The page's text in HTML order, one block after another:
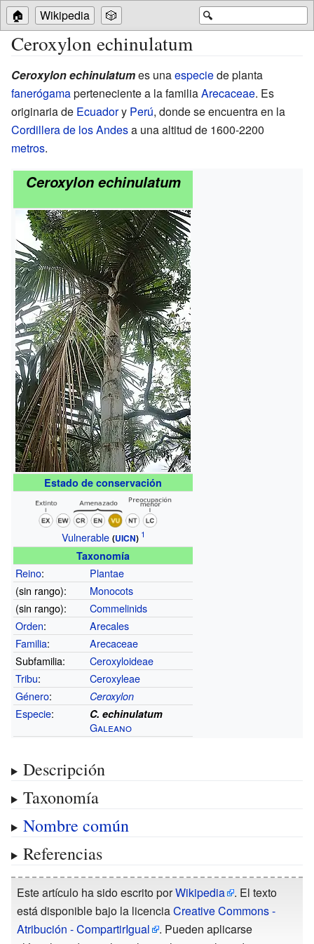
🔍
🏠 Wikipedia 🎲
Ceroxylon echinulatum
Ceroxylon echinulatumes unaespeciede planta
fanerógamaperteneciente a la familiaArecaceae. Es
originaria de Ecuadory Perú, donde se encuentra en la
Cordillera de los Andesa una altitud de 1600-2200
metros.
Ceroxylon echinulatum
Estado de conservación
Vulnerable (UICN)
Taxonomía
Reino:
Plantae
(sin rango):
Monocots
(sin rango):
Commelinids
Orden:
Arecales
Familia:
Arecaceae
Subfamilia:
Ceroxyloideae
Tribu:
Ceroxyleae
Género: Ceroxylon
Especie: C. echinulatum
Galeano
Descripción
Taxonomía
Nombre común
Referencias
Este artículo ha sido escrito porWikipedia
. El texto
está disponible bajo la licenciaCreative Commons -
Atribución - CompartirIgual
. Pueden aplicarse